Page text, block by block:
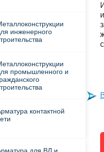
инженерного
промышленного и
контактной